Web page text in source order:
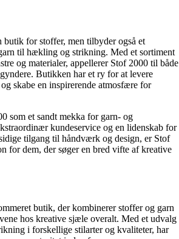
butik for stoffer, men tilbyder også et
til hækling og strikning. Med et sortiment
og materialer, appellerer Stof 2000 til både
Butikken har et ry for at levere
skabe en inspirerende atmosfære for
som et sandt mekka for garn- og
kundeservice og en lidenskab for
tilgang til håndværk og design, er Stof
for dem, der søger en bred vifte af kreative
butik, der kombinerer stoffer og garn
hos kreative sjæle overalt. Med et udvalg
i forskellige stilarter og kvaliteter, har